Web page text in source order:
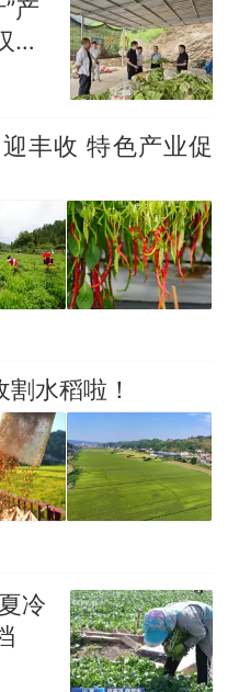
产
滨
丰收 特色产业促
水稻啦！
冷